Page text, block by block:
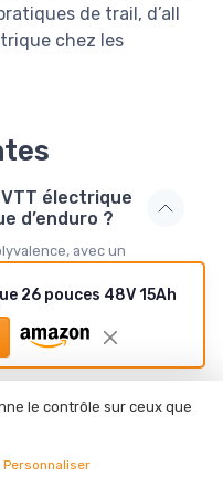
de trail, d’all
chez les
électrique
d’enduro ?
avec un
équilibrée. Un VTT
engagée, avec plus
agressive et des
mixte montée
choix.
on attendre
carbone pour
26 pouces 48V 15Ah
le contrôle sur ceux que
Personnaliser